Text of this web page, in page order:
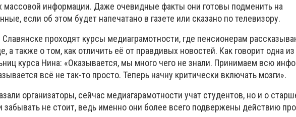
массовой информации. Даже очевидные факты они готовы подменить на
если об этом будет напечатано в газете или сказано по телевизору.
Славянске проходят курсы медиаграмотности, где пенсионерам
а также о том, как отличить её от правдивых новостей. Как говорит одна из
курса Нина: «Оказывается, мы много чего не знали. Принимаем всю
всё не так-то просто. Теперь начну критически включать мозги».
организаторы, сейчас медиагарамотности учат студентов, но и о
забывать не стоит, ведь именно они более всего подвержены действию